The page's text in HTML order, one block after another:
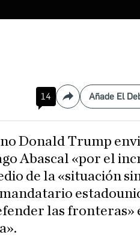
14 Compartir
Añade El
Abascal «por el
de la «situación
las fronteras»